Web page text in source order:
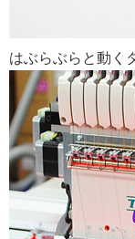
はぶらぶらと動く